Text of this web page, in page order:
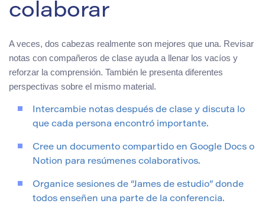
colaborar
A veces, dos cabezas realmente son mejores que una. Revisar
notas con compañeros de clase ayuda a llenar los vacíos y
reforzar la comprensión. También le presenta diferentes
perspectivas sobre el mismo material.
Intercambie notas después de clase y discuta lo
que cada persona encontró importante.
Cree un documento compartido en Google Docs o
Notion para resúmenes colaborativos.
Organice sesiones de “James de estudio” donde
todos enseñen una parte de la conferencia.